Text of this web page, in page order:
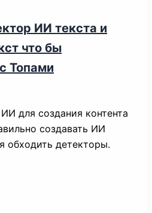
ИИ текста и
что бы
Топами
для создания контента
создавать ИИ
обходить детекторы.